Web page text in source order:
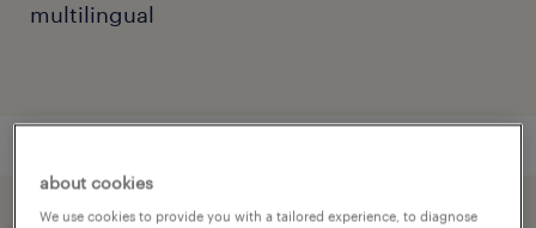
multilingual
about cookies
We use cookies to provide you with a tailored experience, to diagnose